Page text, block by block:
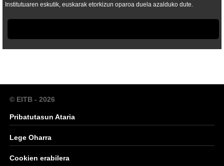
Institutuaren eskutik, euskarak etorkizun oparoa duela azalduko dute.
© EITB - 2026
Pribatutasun Ataria
Lege Oharra
Cookien erabilera